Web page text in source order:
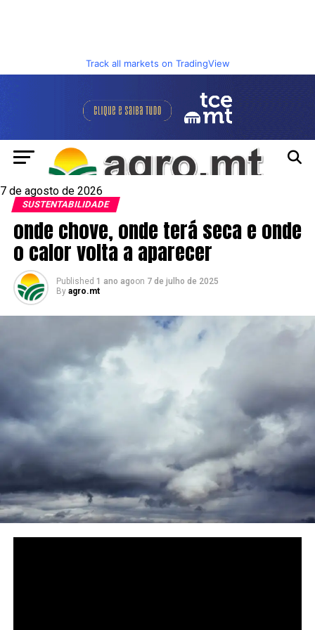
Track all markets on TradingView
7 de agosto de 2026
SUSTENTABILIDADE
onde chove, onde terá seca e onde
o calor volta a aparecer
Published 1 ano agoon 7 de julho de 2025
By agro.mt